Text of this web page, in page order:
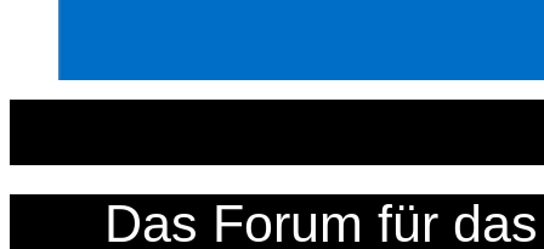
Das Forum für